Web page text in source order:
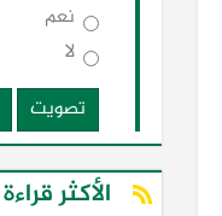
نعم
لا
تصويت
الأكثر قراءة